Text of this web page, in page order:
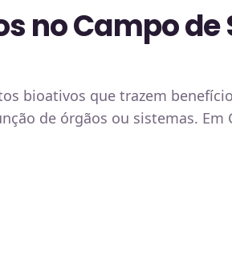
no Campo de
bioativos que trazem
de órgãos ou sistemas.